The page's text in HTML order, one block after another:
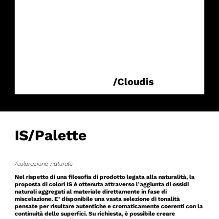
/Cloudis
IS/Palette
/colorazione naturale
Nel rispetto di una filosofia di prodotto legata alla naturalità, la
proposta di colori IS è ottenuta attraverso l’aggiunta di ossidi
naturali aggregati al materiale direttamente in fase di
miscelazione. E’ disponibile una vasta selezione di tonalità
pensate per risultare autentiche e cromaticamente coerenti con la
continuità delle superfici. Su richiesta, è possibile creare